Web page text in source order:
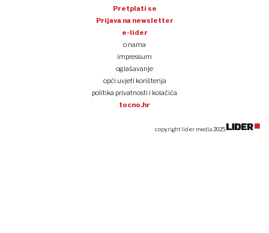
Pretplati se
Prijava na newsletter
e-lider
o nama
impressum
oglašavanje
opći uvjeti korištenja
politika privatnosti i kolačića
tocno.hr
copyright lider media 2025.